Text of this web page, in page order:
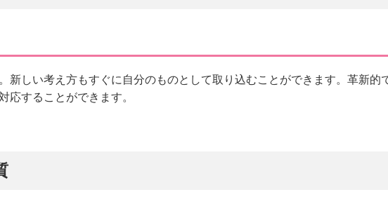
新しい考え方もすぐに自分のものとして取り込むことができます。革新的
応することができます。